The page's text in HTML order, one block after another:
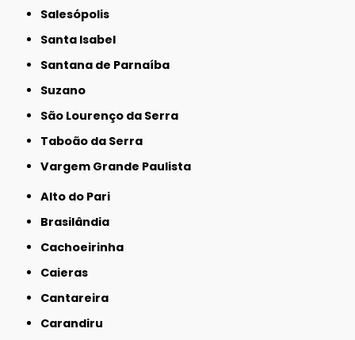
Salesópolis
Santa Isabel
Santana de Parnaíba
Suzano
São Lourenço da Serra
Taboão da Serra
Vargem Grande Paulista
Alto do Pari
Brasilândia
Cachoeirinha
Caieras
Cantareira
Carandiru